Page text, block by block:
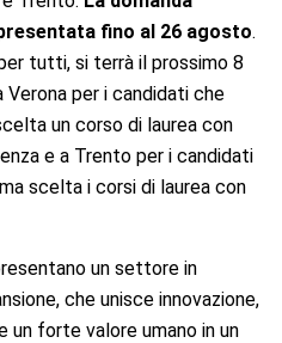
fino al 26 agosto.
tutti, si terrà il prossimo 8
per i candidati che
un corso di laurea con
e a Trento per i candidati
scelta i corsi di laurea con
un settore in
che unisce innovazione,
forte valore umano in un